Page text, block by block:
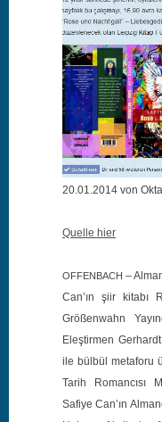
20.01.2014 von
Quelle hier
OFFENBACH –
Can’ın şiir
Größen­wahn
Eleştir­men Ger­hardt
ile bül­bül metaforu
Tar­ih Romancısı
Safiye Can’ın